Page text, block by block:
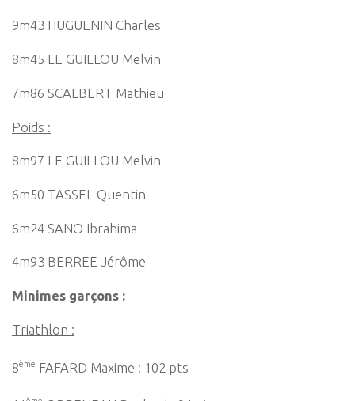
9m43 HUGUENIN Charles
8m45 LE GUILLOU Melvin
7m86 SCALBERT Mathieu
Poids :
8m97 LE GUILLOU Melvin
6m50 TASSEL Quentin
6m24 SANO Ibrahima
4m93 BERREE Jérôme
Minimes garçons :
Triathlon :
8ème FAFARD Maxime : 102 pts